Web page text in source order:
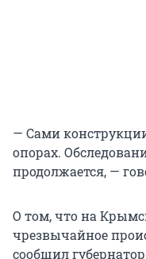
— Сами
опорах.
продолжается, —
О том, что на
чрезвычайное
сообщил